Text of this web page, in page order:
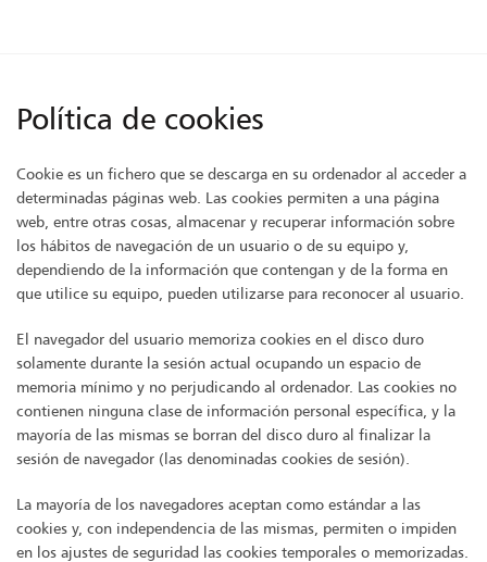
Política de cookies
Cookie es un fichero que se descarga en su ordenador al acceder a
determinadas páginas web. Las cookies permiten a una página
web, entre otras cosas, almacenar y recuperar información sobre
los hábitos de navegación de un usuario o de su equipo y,
dependiendo de la información que contengan y de la forma en
que utilice su equipo, pueden utilizarse para reconocer al usuario.
El navegador del usuario memoriza cookies en el disco duro
solamente durante la sesión actual ocupando un espacio de
memoria mínimo y no perjudicando al ordenador. Las cookies no
contienen ninguna clase de información personal específica, y la
mayoría de las mismas se borran del disco duro al finalizar la
sesión de navegador (las denominadas cookies de sesión).
La mayoría de los navegadores aceptan como estándar a las
cookies y, con independencia de las mismas, permiten o impiden
en los ajustes de seguridad las cookies temporales o memorizadas.